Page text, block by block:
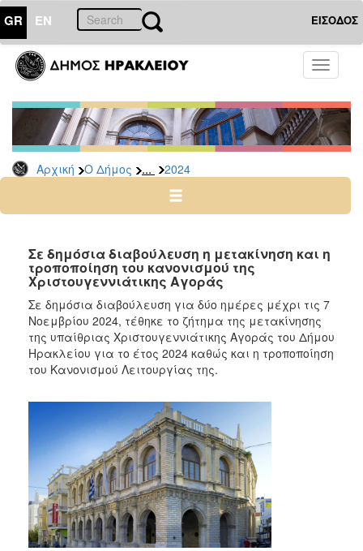
GR EN ΕΙΣΟΔΟΣ
Toggle
Αρχική Ο Δήμος ... 2024
ΔΗΜΟΣ
Δελτία
Τύπου
Αρχείο
2026
2024
2022
2021
2020
2019
2018
2015
2013
2012
2011
2010
Σε δημόσια διαβούλευση η μετακίνηση και η
τροποποίηση του κανονισμού της
Χριστουγεννιάτικης Αγοράς
Σε δημόσια διαβούλευση για δύο ημέρες μέχρι τις 7
Νοεμβρίου 2024, τέθηκε το ζήτημα της μετακίνησης
της υπαίθριας Χριστουγεννιάτικης Αγοράς του Δήμου
Ηρακλείου για το έτος 2024 καθώς και η τροποποίηση
του Κανονισμού Λειτουργίας της.